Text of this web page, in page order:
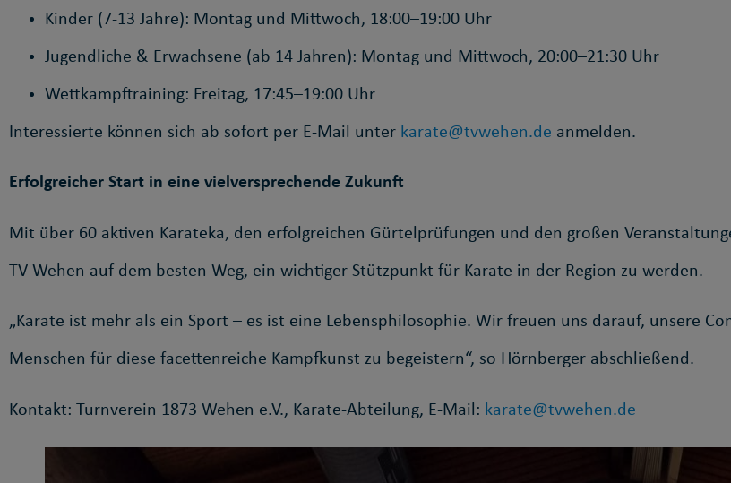
Kinder (7-13 Jahre): Montag und Mittwoch, 18:00–19:00 Uhr
Jugendliche & Erwachsene (ab 14 Jahren): Montag und Mittwoch, 20:00–21:30 Uhr
Wettkampftraining: Freitag, 17:45–19:00 Uhr
Interessierte können sich ab sofort per E-Mail unter karate@tvwehen.de anmelden.
Erfolgreicher Start in eine vielversprechende Zukunft
Mit über 60 aktiven Karateka, den erfolgreichen Gürtelprüfungen und den großen
TV Wehen auf dem besten Weg, ein wichtiger Stützpunkt für Karate in der Region zu werden.
„Karate ist mehr als ein Sport – es ist eine Lebensphilosophie. Wir freuen uns darauf, unsere
Menschen für diese facettenreiche Kampfkunst zu begeistern“, so Hörnberger abschließend.
Kontakt: Turnverein 1873 Wehen e.V., Karate-Abteilung, E-Mail: karate@tvwehen.de